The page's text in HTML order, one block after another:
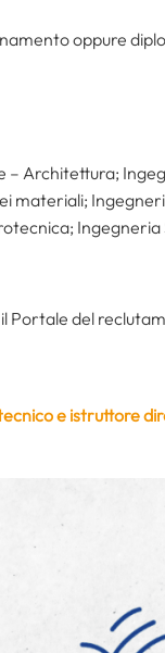
oppure
– Architettura;
materiali;
Portale del
e istruttore